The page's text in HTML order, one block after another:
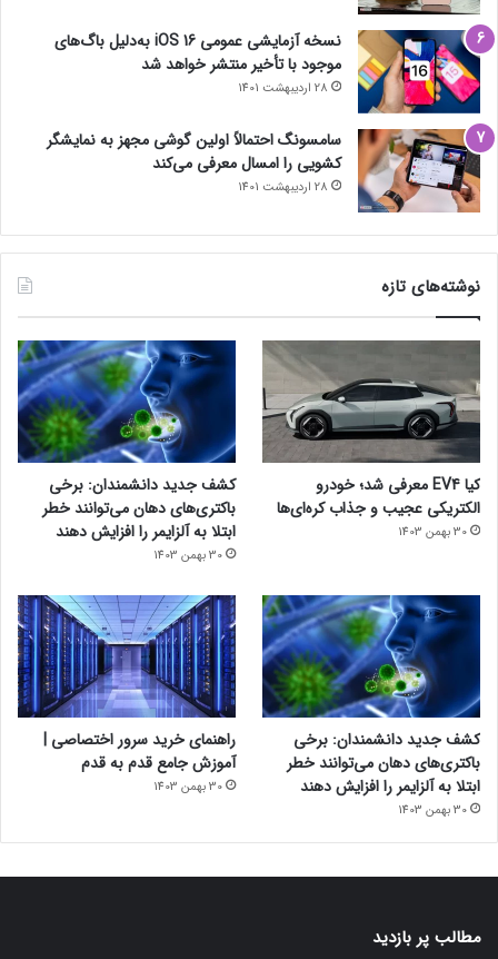
نسخه آزمایشی عمومی iOS 16 به‌دلیل باگ‌های
موجود با تأخیر منتشر خواهد شد
28 اردیبهشت 1401
سامسونگ احتمالاً اولین گوشی مجهز به نمایشگر
کشویی را امسال معرفی می‌کند
28 اردیبهشت 1401
نوشته‌های تازه
کیا EV4 معرفی شد؛ خودرو
الکتریکی عجیب و جذاب کره‌ای‌ها
30 بهمن 1403
کشف جدید دانشمندان: برخی
باکتری‌های دهان می‌توانند خطر
ابتلا به آلزایمر را افزایش دهند
30 بهمن 1403
کشف جدید دانشمندان: برخی
باکتری‌های دهان می‌توانند خطر
ابتلا به آلزایمر را افزایش دهند
30 بهمن 1403
راهنمای خرید سرور اختصاصی |
آموزش جامع قدم به قدم
30 بهمن 1403
مطالب پر بازدید